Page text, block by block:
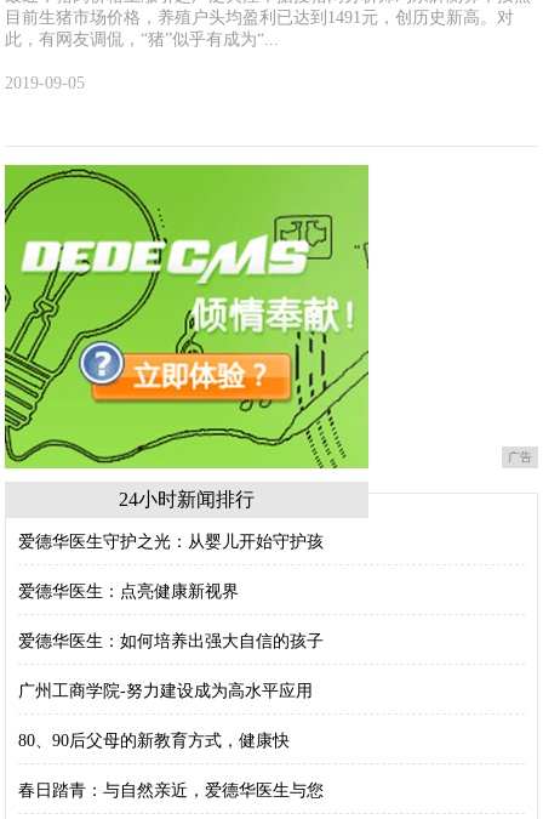
目前生猪市场价格，养殖户头均盈利已达到1491元，创历史新高。对
此，有网友调侃，“猪”似乎有成为“...
2019-09-05
广告
24小时新闻排行
爱德华医生守护之光：从婴儿开始守护孩
爱德华医生：点亮健康新视界
爱德华医生：如何培养出强大自信的孩子
广州工商学院-努力建设成为高水平应用
80、90后父母的新教育方式，健康快
春日踏青：与自然亲近，爱德华医生与您